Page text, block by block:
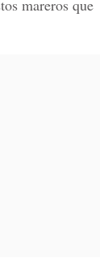
mareros que